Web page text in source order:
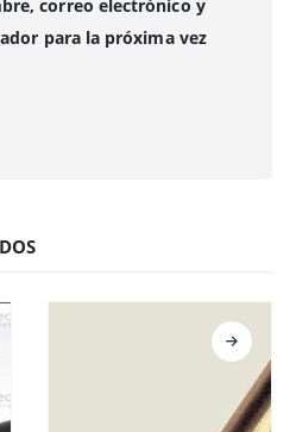
correo electrónico y
para la próxima vez